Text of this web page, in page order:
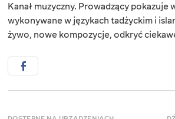
Kanał muzyczny. Prowadzący
wykonywane w językach tadżyckim i
żywo, nowe kompozycje, odkryć